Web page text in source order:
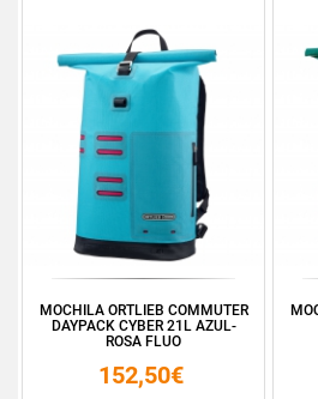
MOCHILA ORTLIEB COMMUTER
DAYPACK CYBER 21L AZUL-
ROSA FLUO
152,50€